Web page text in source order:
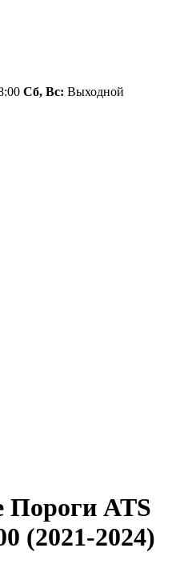
Сб, Вс: Выходной
Пороги ATS
(2021-2024)